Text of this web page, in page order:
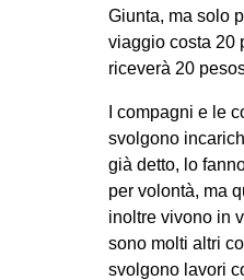
Giunta, ma solo
viaggio costa 20
riceverà 20
I compagni e le
svolgono
già detto, lo
per volontà, ma
inoltre vivono in
sono molti altri
svolgono lavori